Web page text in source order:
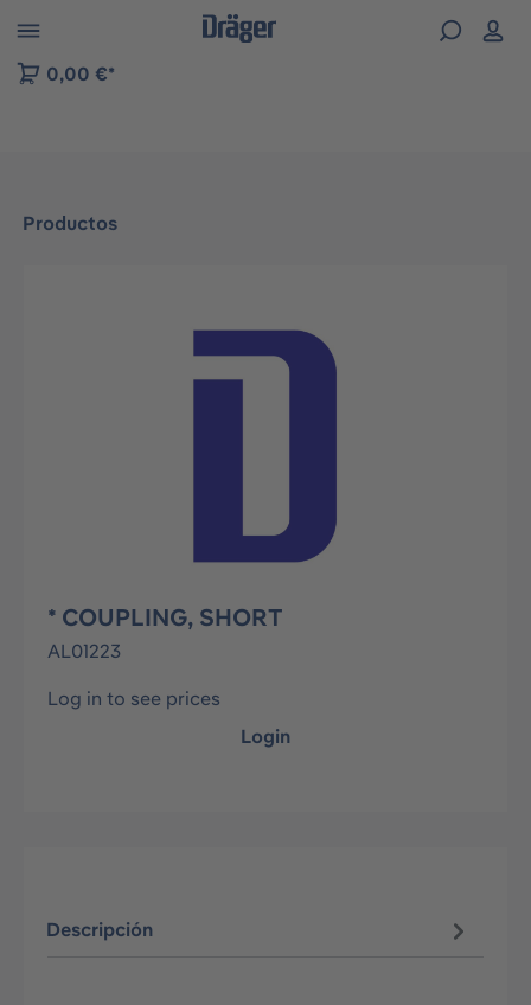
to B2B platform navigation
0,00 €*
Productos
Omitir galería de imágenes
* COUPLING, SHORT
AL01223
Log in to see prices
Login
Descripción